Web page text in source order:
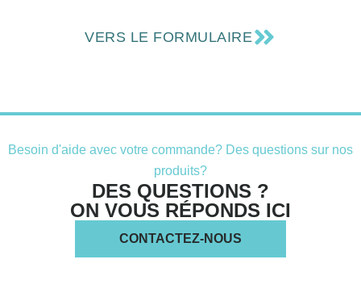
VERS LE FORMULAIRE
Besoin d'aide avec votre commande? Des questions sur nos
produits?
DES QUESTIONS ?
ON VOUS RÉPONDS ICI
CONTACTEZ-NOUS